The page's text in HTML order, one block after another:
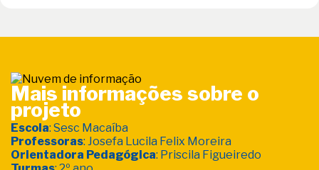
Mais informações sobre o
projeto
Escola: Sesc Macaíba
Professoras: Josefa Lucila Felix Moreira
Orientadora Pedagógica: Priscila Figueiredo